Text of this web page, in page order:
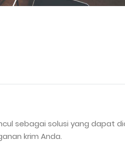
sebagai solusi yang dapat
krim Anda.